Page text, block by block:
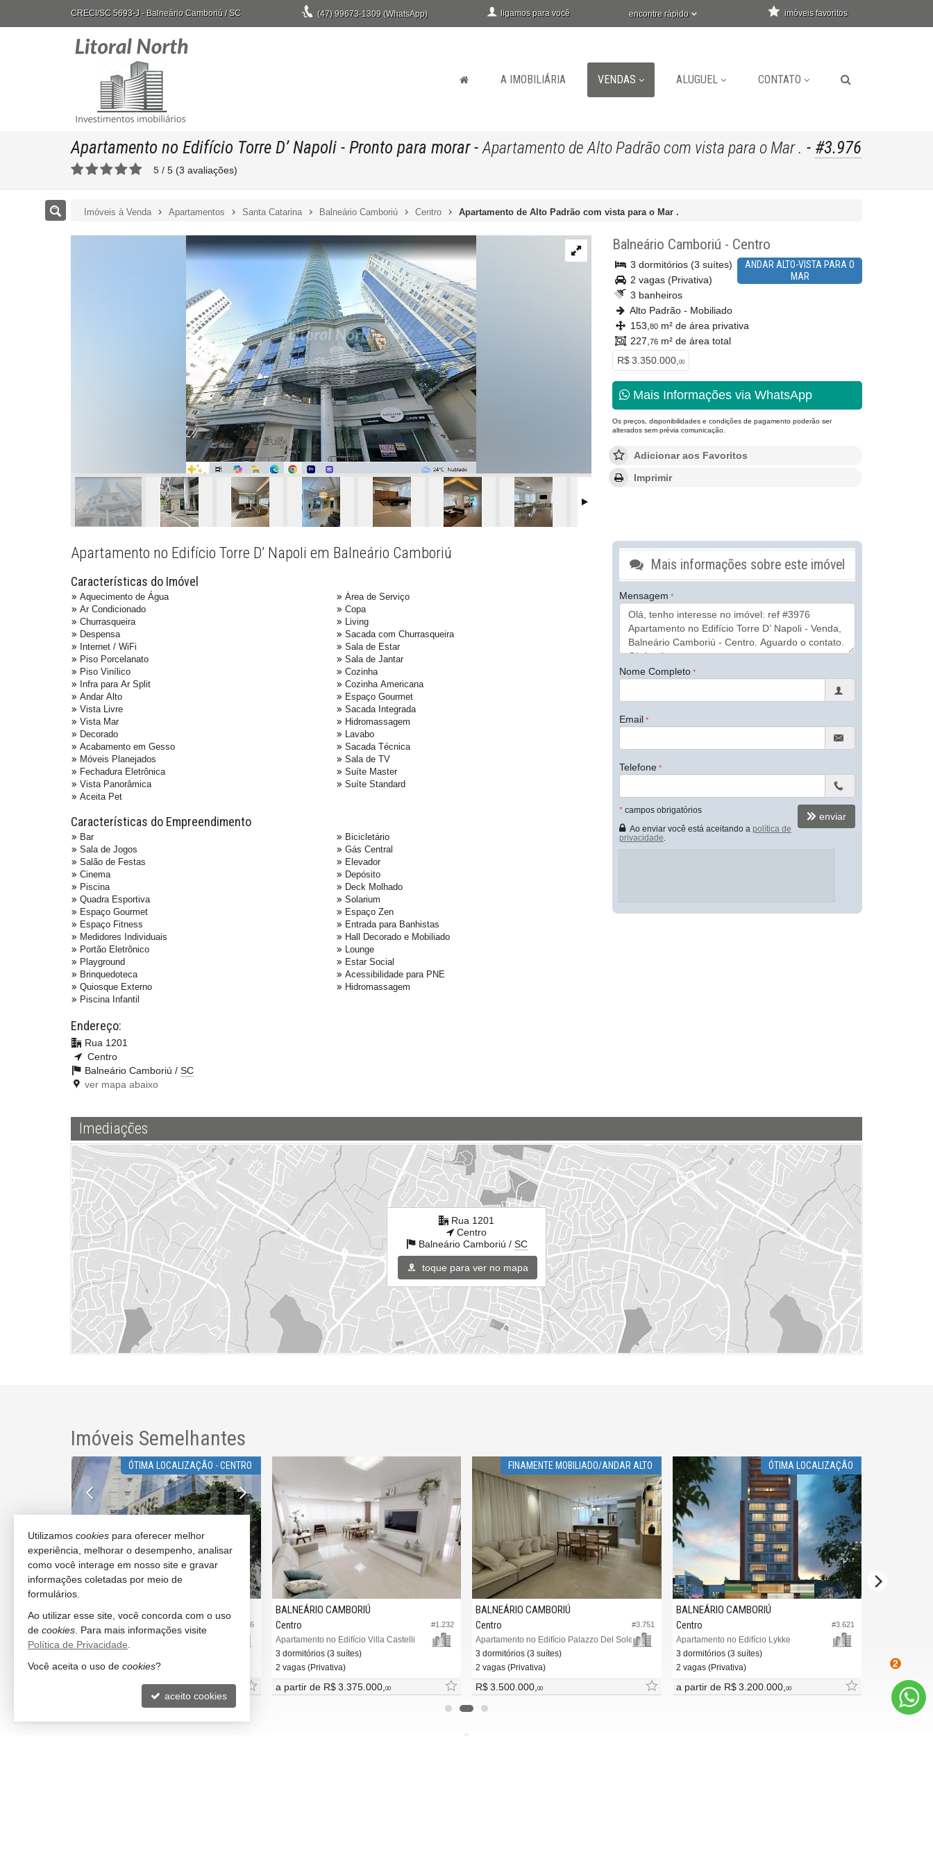
CRECI/SC 5693-J - Balneário Camboriú /SC (47) 99673-1309 (WhatsApp) ligamos para você encontre rápido imóveis favoritos
A IMOBILIÁRIA VENDAS ALUGUEL CONTATO
Apartamento no Edifício Torre D’ Napoli - Pronto para morar-Apartamento de Alto Padrão com vista para o Mar . - #3.976
5 / 5 (3 avaliações)
Imóveis à Venda Apartamentos Santa Catarina Balneário Camboriú Centro Apartamento de Alto Padrão com vista para o Mar .
Balneário Camboriú - Centro
ANDAR ALTO-VISTA PARA O
MAR
3 dormitórios (3 suítes)
2 vagas (Privativa)
3 banheiros
Alto Padrão - Mobiliado
153, 80 m² de área privativa
227, 76 m² de área total
R$ 3.350.000, 00
Mais Informações via WhatsApp
Os preços, disponibilidades e condições de pagamento poderão ser
alterados sem prévia comunicação.
Adicionar aos Favoritos
Imprimir
Apartamento no Edifício Torre D’ Napoli em Balneário Camboriú
Características do Imóvel
Aquecimento de Água
Ar Condicionado
Churrasqueira
Despensa
Internet / WiFi
Piso Porcelanato
Piso Vinílico
Infra para Ar Split
Andar Alto
Vista Livre
Vista Mar
Decorado
Acabamento em Gesso
Móveis Planejados
Fechadura Eletrônica
Vista Panorâmica
Aceita Pet
Área de Serviço
Copa
Living
Sacada com Churrasqueira
Sala de Estar
Sala de Jantar
Cozinha
Cozinha Americana
Espaço Gourmet
Sacada Integrada
Hidromassagem
Lavabo
Sacada Técnica
Sala de TV
Suíte Master
Suíte Standard
Características do Empreendimento
Bar
Sala de Jogos
Salão de Festas
Cinema
Piscina
Quadra Esportiva
Espaço Gourmet
Espaço Fitness
Medidores Individuais
Portão Eletrônico
Playground
Brinquedoteca
Quiosque Externo
Piscina Infantil
Bicicletário
Gás Central
Elevador
Depósito
Deck Molhado
Solarium
Espaço Zen
Entrada para Banhistas
Hall Decorado e Mobiliado
Lounge
Estar Social
Acessibilidade para PNE
Hidromassagem
Endereço:
Rua 1201
Centro
Balneário Camboriú / SC
ver mapa abaixo
Mais informações sobre este imóvel
Mensagem
Nome Completo
Email
Telefone
* campos obrigatórios
Ao enviar você está aceitando a política de
privacidade
enviar
Imediações
Rua 1201
Centro
Balneário Camboriú / SC
toque para ver no mapa
Imóveis Semelhantes
ÓTIMA LOCALIZAÇÃO - CENTRO
#3.906
BALNEÁRIO CAMBORIÚ
Centro
Apartamento no Edifício Spazio Bianco
2 vagas (Dupla)
00
#1.232
BALNEÁRIO CAMBORIÚ
Centro
Apartamento no Edifício Villa Castelli
3 dormitórios (3 suítes)
2 vagas (Privativa)
a partir de R$ 3.375.000, 00
FINAMENTE MOBILIADO/ANDAR ALTO
#3.751
BALNEÁRIO CAMBORIÚ
Centro
Apartamento no Edifício Palazzo Del Sole
3 dormitórios (3 suítes)
2 vagas (Privativa)
R$ 3.500.000, 00
ÓTIMA LOCALIZAÇÃO
#3.621
BALNEÁRIO CAMBORIÚ
Centro
Apartamento no Edifício Lykke
3 dormitórios (3 suítes)
2 vagas (Privativa)
a partir de R$ 3.200.000, 00
2 vagas
a partir de
2
Utilizamos cookies para oferecer melhor
experiência, melhorar o desempenho, analisar
como você interage em nosso site e gravar
informações coletadas por meio de
formulários.
Ao utilizar esse site, você concorda com o uso
de cookies . Para mais informações visite
Política de Privacidade
Você aceita o uso de cookies?
aceito cookies